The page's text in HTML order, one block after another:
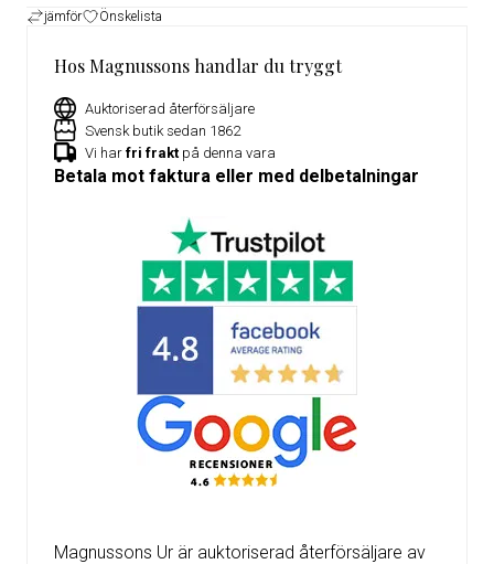
jämför Önskelista
Hos Magnussons handlar du tryggt
Auktoriserad återförsäljare
Svensk butik sedan 1862
Vi har fri frakt på denna vara
Betala mot faktura eller med delbetalningar
Magnussons Ur är auktoriserad återförsäljare av